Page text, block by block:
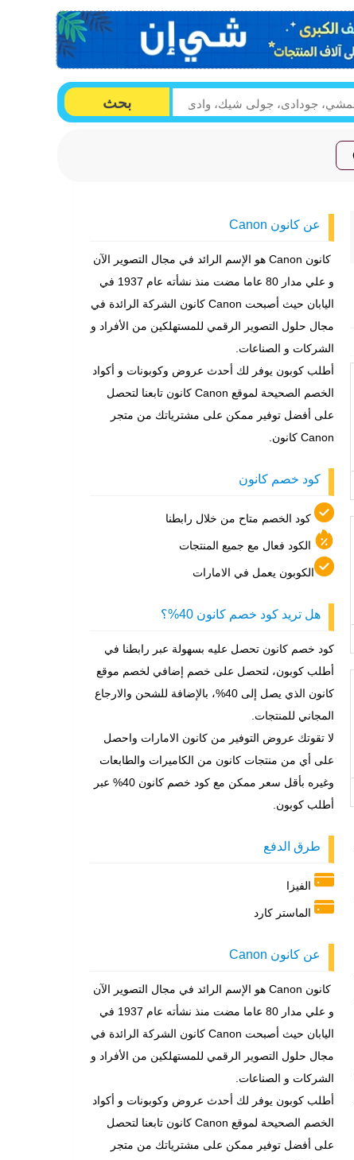
بحث
عن كانون Canon
كانون Canon هو الإسم الرائد في مجال التصوير الآن
و علي مدار 80 عاما مضت منذ نشأته عام 1937 في
اليابان حيث أصبحت Canon كانون الشركة الرائدة في
مجال حلول التصوير الرقمي للمستهلكين من الأفراد و
الشركات و الصناعات.
أطلب كوبون يوفر لك أحدث عروض وكوبونات و أكواد
الخصم الصحيحة لموقع Canon كانون تابعنا لتحصل
على أفضل توفير ممكن على مشترياتك من متجر
Canon كانون.
كود خصم كانون
كود الخصم متاح من خلال رابطنا
الكود فعال مع جميع المنتجات
الكوبون يعمل في الامارات
هل تريد كود خصم كانون 40%؟
كود خصم كانون تحصل عليه بسهولة عبر رابطنا في
أطلب كوبون، لتحصل على خصم إضافي لخصم موقع
كانون الذي يصل إلى 40%، بالإضافة للشحن والارجاع
المجاني للمنتجات.
لا تقوتك عروض التوفير من كانون الامارات واحصل
على أي من منتجات كانون من الكاميرات والطابعات
وغيره بأقل سعر ممكن مع كود خصم كانون 40% عبر
أطلب كوبون.
طرق الدفع
الفيزا
الماستر كارد
عن كانون Canon
كانون Canon هو الإسم الرائد في مجال التصوير الآن
و علي مدار 80 عاما مضت منذ نشأته عام 1937 في
اليابان حيث أصبحت Canon كانون الشركة الرائدة في
مجال حلول التصوير الرقمي للمستهلكين من الأفراد و
الشركات و الصناعات.
أطلب كوبون يوفر لك أحدث عروض وكوبونات و أكواد
الخصم الصحيحة لموقع Canon كانون تابعنا لتحصل
على أفضل توفير ممكن على مشترياتك من متجر